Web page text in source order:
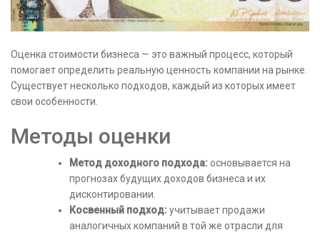
Оценка стоимости бизнеса — это важный процесс, который
помогает определить реальную ценность компании на рынке.
Существует несколько подходов, каждый из которых имеет
свои особенности.
Методы оценки
Метод доходного подхода: основывается на
прогнозах будущих доходов бизнеса и их
дисконтировании.
Косвенный подход: учитывает продажи
аналогичных компаний в той же отрасли для